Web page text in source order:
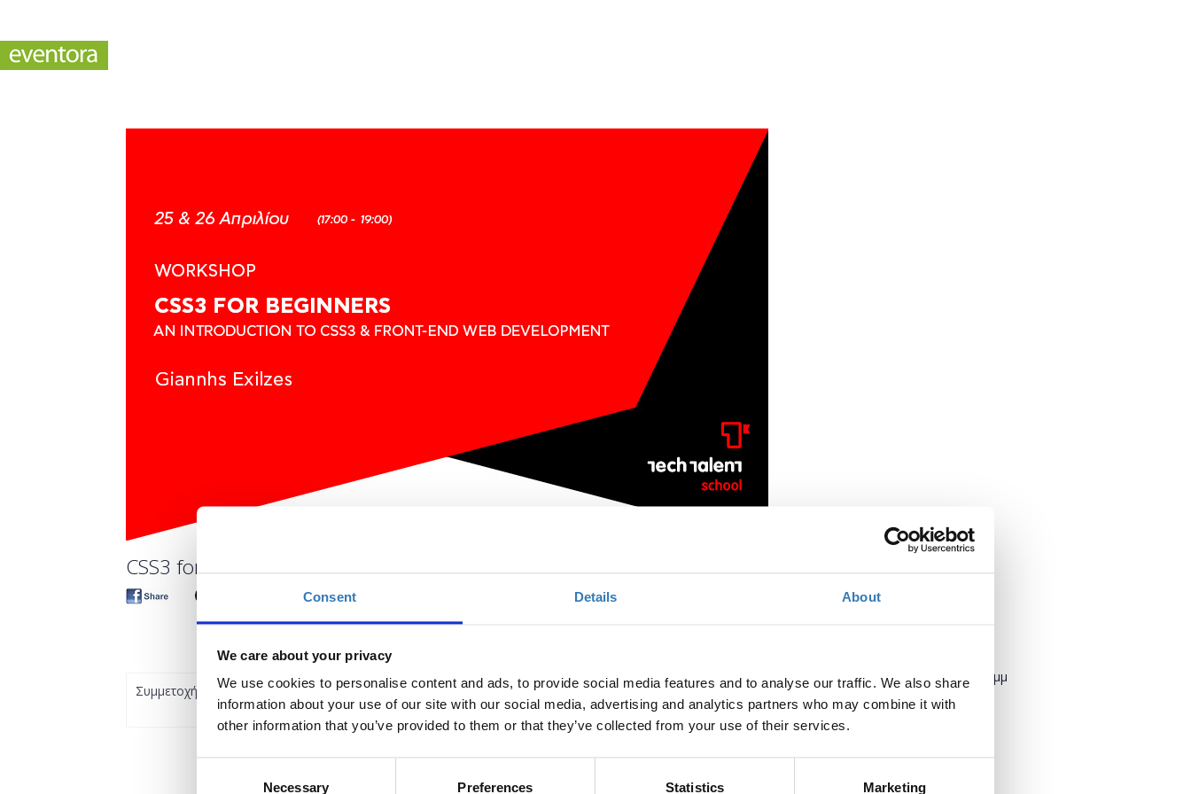
Consent Details About
We care about your privacy
We use cookies to personalise content and ads, to provide social media features and to analyse our traffic. We also share
information about your use of our site with our social media, advertising and analytics partners who may combine it with
other information that you’ve provided to them or that they’ve collected from your use of their services.
Necessary Preferences Statistics Marketing
CSS3 for Beginners
Συμμετοχή
Η περίοδος εγγραφών
έχει λήξει.
Τετάρτη, 25 Απριλίου 2018
5:00 μμ
Πέμπτη, 26 Απριλίου 2018
Προσθήκη στο ημερολόγιό σας